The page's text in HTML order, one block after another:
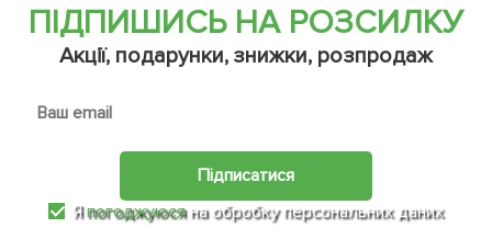
ПІДПИШИСЬ НА РОЗСИЛКУ
Акції, подарунки, знижки, розпродаж
Підписатися
Япогоджуюся на обробку персональних даних